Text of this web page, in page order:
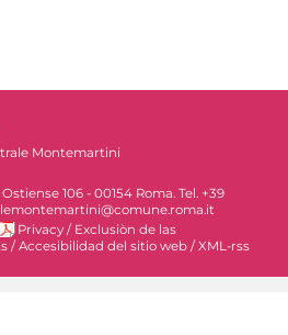
Montemartini
106 - 00154 Roma. Tel. +39
Privacy / Exclusiòn de las
/ Accesibilidad del sitio web / XML-rss